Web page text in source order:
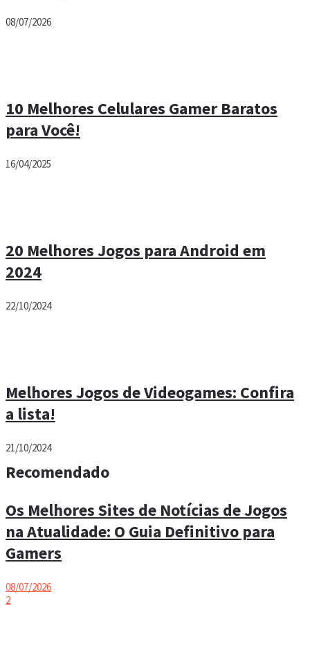
08/07/2026
10 Melhores Celulares Gamer Baratos
para Você!
16/04/2025
20 Melhores Jogos para Android em
2024
22/10/2024
Melhores Jogos de Videogames: Confira
a lista!
21/10/2024
Recomendado
Os Melhores Sites de Notícias de Jogos
na Atualidade: O Guia Definitivo para
Gamers
08/07/2026
2